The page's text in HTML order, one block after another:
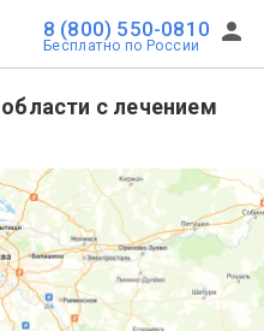
8 (800) 550-0810
Бесплатно по России
с лечением